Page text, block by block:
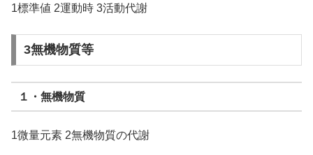
1標準値 2運動時 3活動代謝
3無機物質等
１・無機物質
1微量元素 2無機物質の代謝